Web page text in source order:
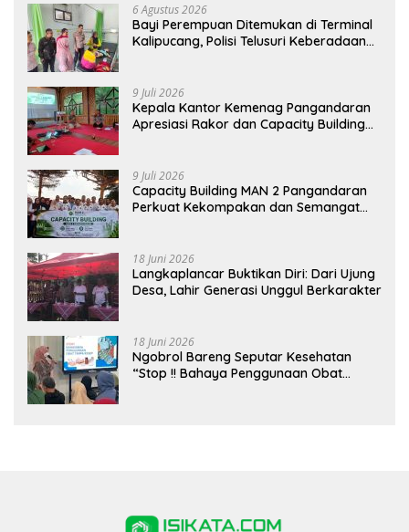
6 Agustus 2026
Bayi Perempuan Ditemukan di Terminal
Kalipucang, Polisi Telusuri Keberadaan
9 Juli 2026
Kepala Kantor Kemenag Pangandaran
Apresiasi Rakor dan Capacity Building
9 Juli 2026
Capacity Building MAN 2 Pangandaran
Perkuat Kekompakan dan Semangat
18 Juni 2026
Langkaplancar Buktikan Diri: Dari Ujung
Desa, Lahir Generasi Unggul Berkarakter
18 Juni 2026
Ngobrol Bareng Seputar Kesehatan
“Stop !! Bahaya Penggunaan Obat